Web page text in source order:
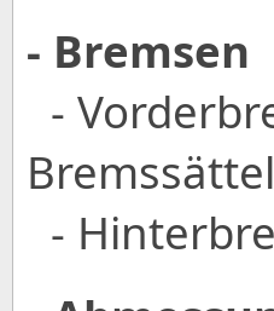
- Bremsen
-
Bremssättel
-